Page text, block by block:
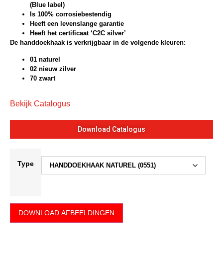
(Blue label)
Is 100% corrosiebestendig
Heeft een levenslange garantie
Heeft het certificaat ‘C2C silver’
De handdoekhaak is verkrijgbaar in de volgende kleuren:
01 naturel
02 nieuw zilver
70 zwart
Bekijk Catalogus
Download Catalogus
Type
DOWNLOAD AFBEELDINGEN